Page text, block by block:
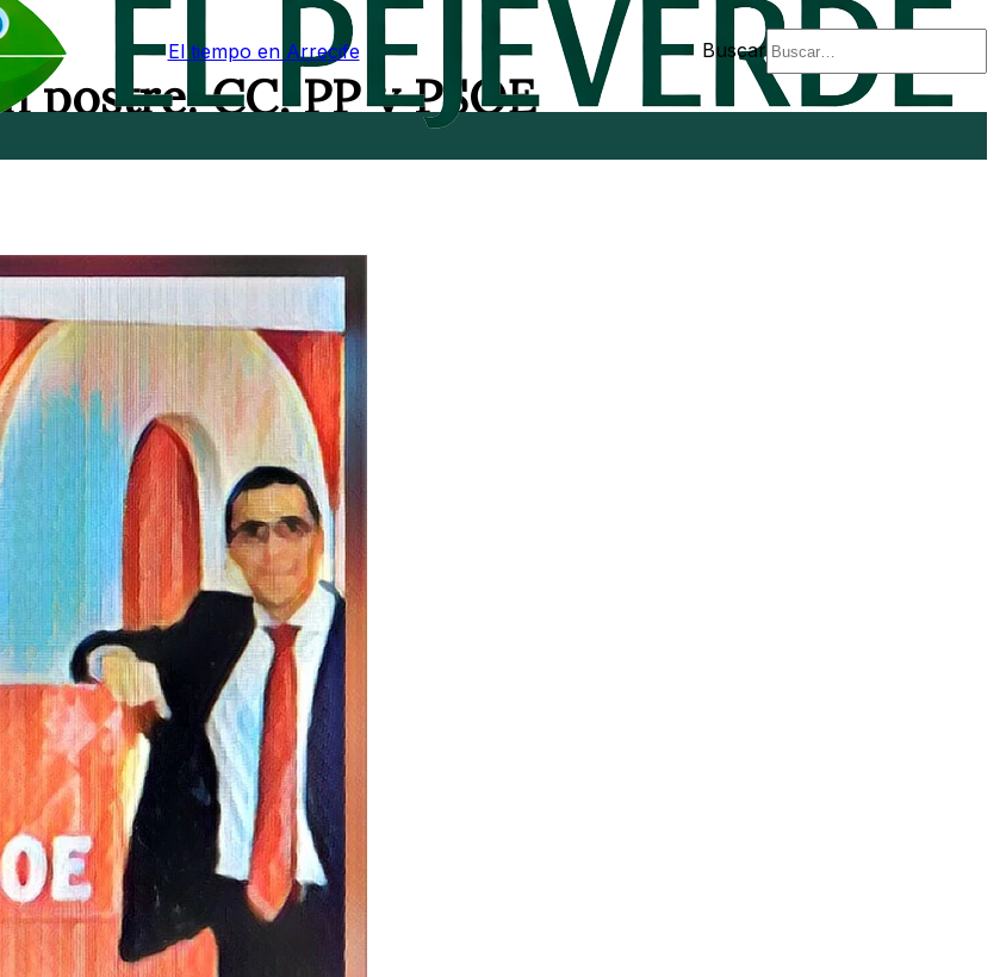
El tiempo en Arrecife Buscar
postre: CC, PP y PSOE